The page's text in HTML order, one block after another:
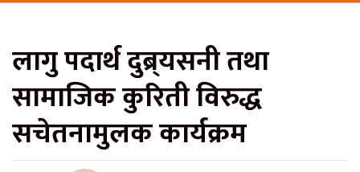
लागु पदार्थ दुब्र्यसनी तथा
सामाजिक कुरिती विरुद्ध
सचेतनामुलक कार्यक्रम